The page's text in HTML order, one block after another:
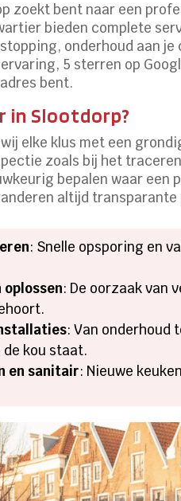
zoekt bent naar een
bieden complete
onderhoud aan
5 sterren op
bent.
in Slootdorp?
elke klus met een
zoals bij het
bepalen waar
altijd
: Snelle opsporing en
: De oorzaak van
: Van onderhoud
kou staat.
en sanitair: Nieuwe